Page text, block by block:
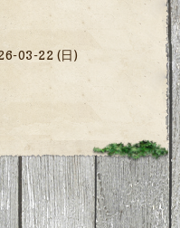
03-22 (日)